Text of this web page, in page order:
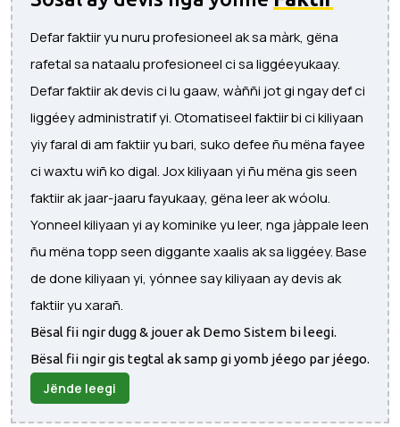
Defar faktiir yu nuru profesioneel ak sa màrk, gëna
rafetal sa nataalu profesioneel ci sa liggéeyukaay.
Defar faktiir ak devis ci lu gaaw, wàññi jot gi ngay def ci
liggéey administratif yi. Otomatiseel faktiir bi ci kiliyaan
yiy faral di am faktiir yu bari, suko defee ñu mëna fayee
ci waxtu wiñ ko digal. Jox kiliyaan yi ñu mëna gis seen
faktiir ak jaar-jaaru fayukaay, gëna leer ak wóolu.
Yonneel kiliyaan yi ay kominike yu leer, nga jàppale leen
ñu mëna topp seen diggante xaalis ak sa liggéey. Base
de done kiliyaan yi, yónnee say kiliyaan ay devis ak
faktiir yu xarañ.
Bësal fii ngir dugg & jouer ak Demo Sistem bi leegi.
Bësal fii ngir gis tegtal ak samp gi yomb jéego par jéego.
Jënde leegi